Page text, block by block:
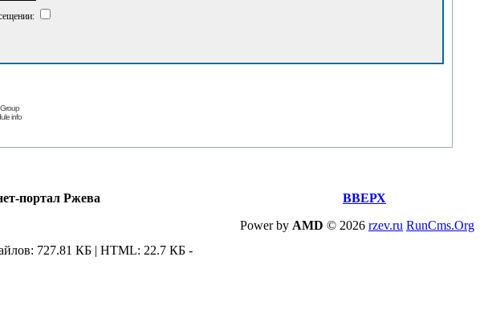
info
портал Ржева
ВВЕРХ
Power by AMD © 2026 rzev.ru RunCms.Org
727.81 КБ | HTML: 22.7 КБ -